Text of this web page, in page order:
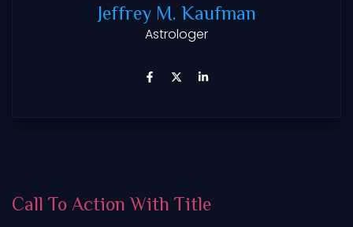
Jeffrey M. Kaufman
Astrologer
Call To Action With Title